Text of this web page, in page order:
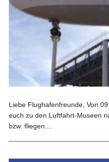
Liebe Flughafenfreunde, Von
euch zu den Luftfahrt-Museen
bzw. fliegen....